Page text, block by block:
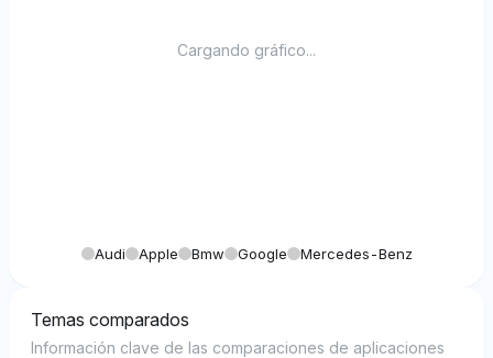
Cargando gráfico...
Audi Apple Bmw Google Mercedes-Benz
Temas comparados
Información clave de las comparaciones de aplicaciones